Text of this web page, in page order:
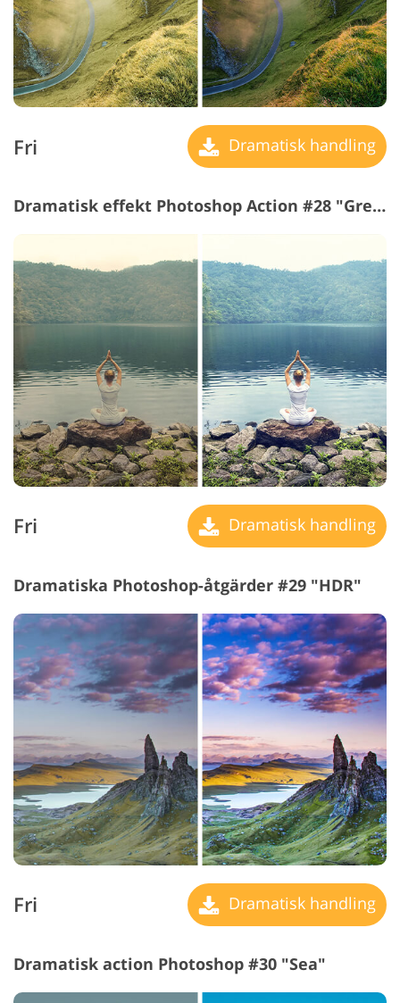
Fri Dramatisk handling
Dramatisk effekt Photoshop Action #28 "Greener"
Fri Dramatisk handling
Dramatiska Photoshop-åtgärder #29 "HDR"
Fri Dramatisk handling
Dramatisk action Photoshop #30 "Sea"